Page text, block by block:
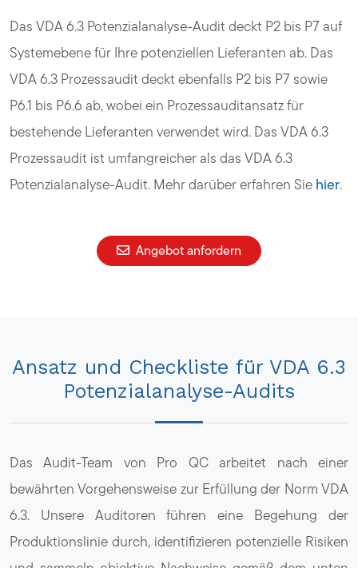
Das VDA 6.3 Potenzialanalyse-Audit deckt P2 bis P7 auf
Systemebene für Ihre potenziellen Lieferanten ab. Das
VDA 6.3 Prozessaudit deckt ebenfalls P2 bis P7 sowie
P6.1 bis P6.6 ab, wobei ein Prozessauditansatz für
bestehende Lieferanten verwendet wird. Das VDA 6.3
Prozessaudit ist umfangreicher als das VDA 6.3
Potenzialanalyse-Audit. Mehr darüber erfahren Sie hier.
Angebot anfordern
Ansatz und Checkliste für VDA 6.3
Potenzialanalyse-Audits
Das Audit-Team von Pro QC arbeitet nach einer
bewährten Vorgehensweise zur Erfüllung der Norm VDA
6.3. Unsere Auditoren führen eine Begehung der
Produktionslinie durch, identifizieren potenzielle Risiken